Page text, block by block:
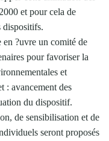
et pour cela de
dispositifs.
en ?uvre un comité de
pour favoriser la
et
: avancement des
du dispositif.
de sensibilisation et de
seront proposés